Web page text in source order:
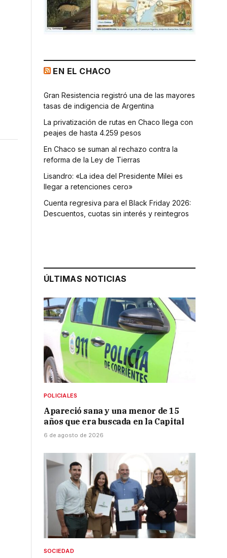
EN EL CHACO
Gran Resistencia registró una de las mayores
tasas de indigencia de Argentina
La privatización de rutas en Chaco llega con
peajes de hasta 4.259 pesos
En Chaco se suman al rechazo contra la
reforma de la Ley de Tierras
Lisandro: «La idea del Presidente Milei es
llegar a retenciones cero»
Cuenta regresiva para el Black Friday 2026:
Descuentos, cuotas sin interés y reintegros
ÚLTIMAS NOTICIAS
POLICIALES
Apareció sana y una menor de 15
años que era buscada en la Capital
6 de agosto de 2026
SOCIEDAD